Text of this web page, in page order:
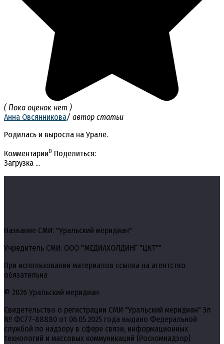
( Пока оценок нет )
Анна Овсянникова/ автор статьи
Родилась и выросла на Урале.
Комментарии0 Поделиться:
Загрузка ...
Название СМИ: "Уральский меридиан"
Учредитель СМИ: ООО "МЕДИАХОЛДИНГ "ЦКТ""
При использовании материалов ссылка на агентство
обязательна
© 2026 Уральский меридиан
Свидетельство о регистрации СМИ "Уральский меридиан" Эл
№ ФС77-88880 от 06.05.2025 года выдано Федеральной
службой по надзору в сфере связи, информационных
технологий и массовых коммуникаций (Роскомнадзор)